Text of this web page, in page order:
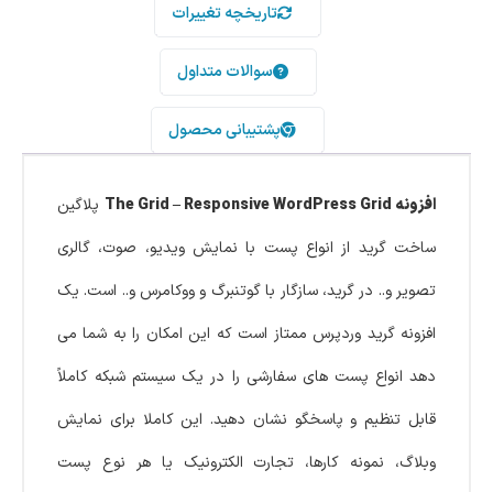
تاریخچه تغییرات
سوالات متداول
پشتیبانی محصول
افزونه The Grid – Responsive WordPress Grid
پلاگین
ساخت گرید از انواع پست با نمایش ویدیو، صوت، گالری
تصویر و.. در گرید، سازگار با گوتنبرگ و ووکامرس و.. است. یک
افزونه گرید وردپرس ممتاز است که این امکان را به شما می
دهد انواع پست های سفارشی را در یک سیستم شبکه کاملاً
قابل تنظیم و پاسخگو نشان دهید. این کاملا برای نمایش
وبلاگ، نمونه کارها، تجارت الکترونیک یا هر نوع پست